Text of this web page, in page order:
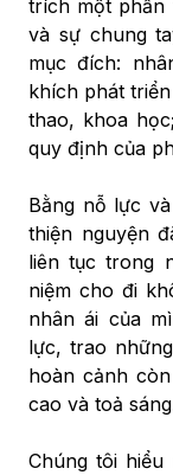
trích một phần
và sự chung
mục đích:
khích phát
thao, khoa
quy định của
Bằng nỗ lực
thiện nguyện
liên tục trong
niệm cho đi
nhân ái của
lực, trao
hoàn cảnh
cao và toả
Chúng tôi hiểu